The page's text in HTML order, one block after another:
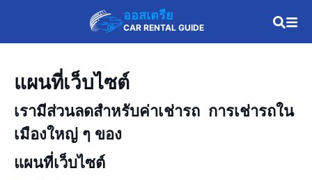
ออสเตรีย
CAR RENTAL GUIDE
แผนที่เว็บไซต์
เรามีส่วนลดสำหรับค่าเช่ารถ การเช่ารถใน
เมืองใหญ่ ๆ ของ
แผนที่เว็บไซต์